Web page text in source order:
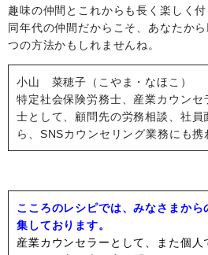
趣味の仲間とこれからも長く楽しく
同年代の仲間だからこそ、あなたか
つの方法かもしれませんね。
小山 菜穂子（こやま・なほこ）
特定社会保険労務士、産業カウンセ
士として、顧問先の労務相談、社員
ら、SNSカウンセリング業務にも携
こころのレシピでは、みなさまか
集しております。
産業カウンセラーとして、また個